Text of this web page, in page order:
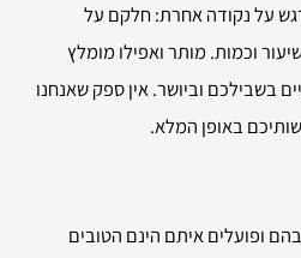
על נקודה אחרת: חלקם על
וכמות. מותר ואפילו מומלץ
בשבילכם וביושר. אין ספק שאנחנו
באופן המלא.
ופועלים איתם הינם הטובים